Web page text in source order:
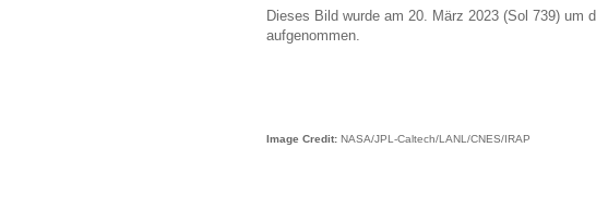
Dieses Bild wurde am 20. März 2023 (Sol 739) um
aufgenommen.
Image Credit: NASA/JPL-Caltech/LANL/CNES/IRAP